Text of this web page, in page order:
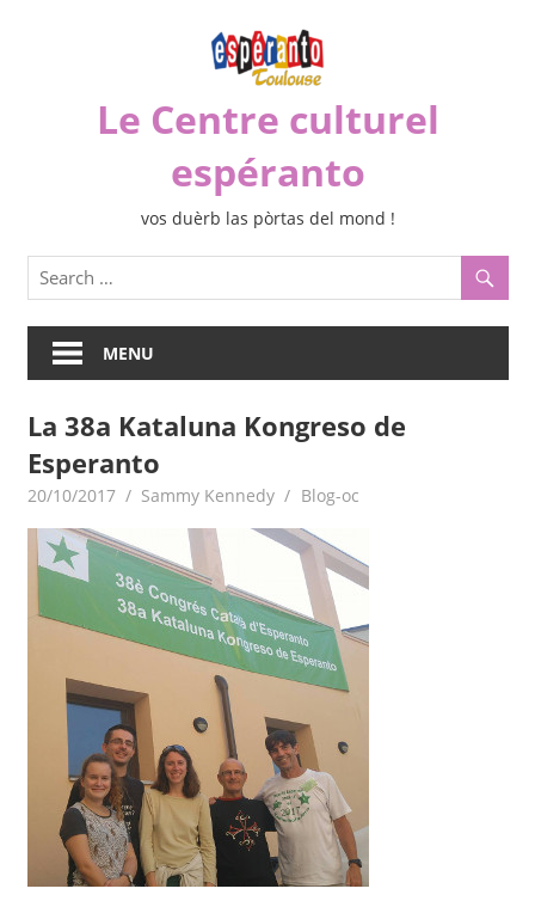
Le Centre culturel
espéranto
vos duèrb las pòrtas del mond !
MENU
La 38a Kataluna Kongreso de
Esperanto
20/10/2017 Sammy Kennedy Blog-oc